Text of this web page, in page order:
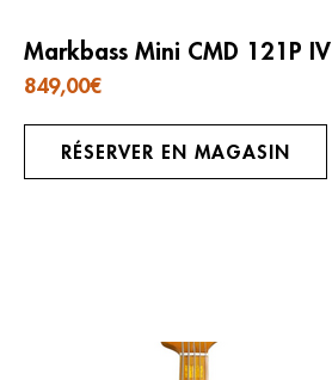
Markbass Mini CMD 121P IV
849,00€
RÉSERVER EN MAGASIN